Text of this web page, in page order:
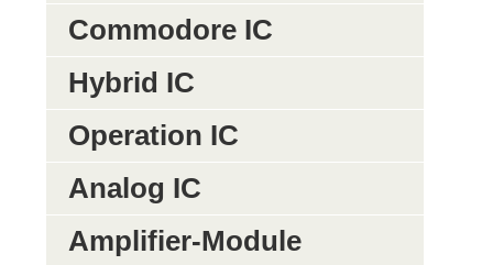
Commodore IC
Hybrid IC
Operation IC
Analog IC
Amplifier-Module